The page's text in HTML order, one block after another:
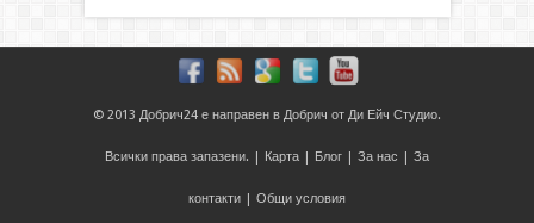
© 2013 Добрич24 е направен в Добрич от Ди Ейч Студио.
Всички права запазени. | Карта Блог За нас За
контакти Общи условия